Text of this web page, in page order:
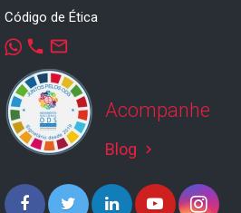
Código de Ética
phone mail_outline
Acompanhe
Blog keyboard_arrow_right